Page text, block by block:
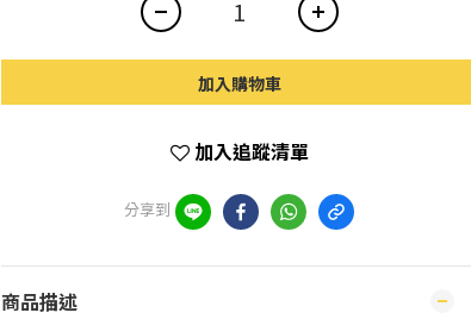
加入購物車
加入追蹤清單
分享到
商品描述